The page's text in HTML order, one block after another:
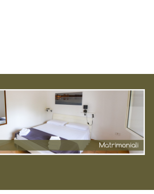
di cucina e con possibilità di
aggiunta terzo letto.